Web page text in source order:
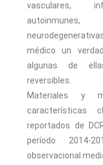
vasculares,
médico un
algunas de
reversibles.
Materiales y
características
reportados de
período 2014-
observacional